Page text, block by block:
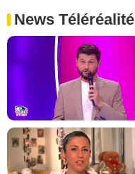
News Téléréalité